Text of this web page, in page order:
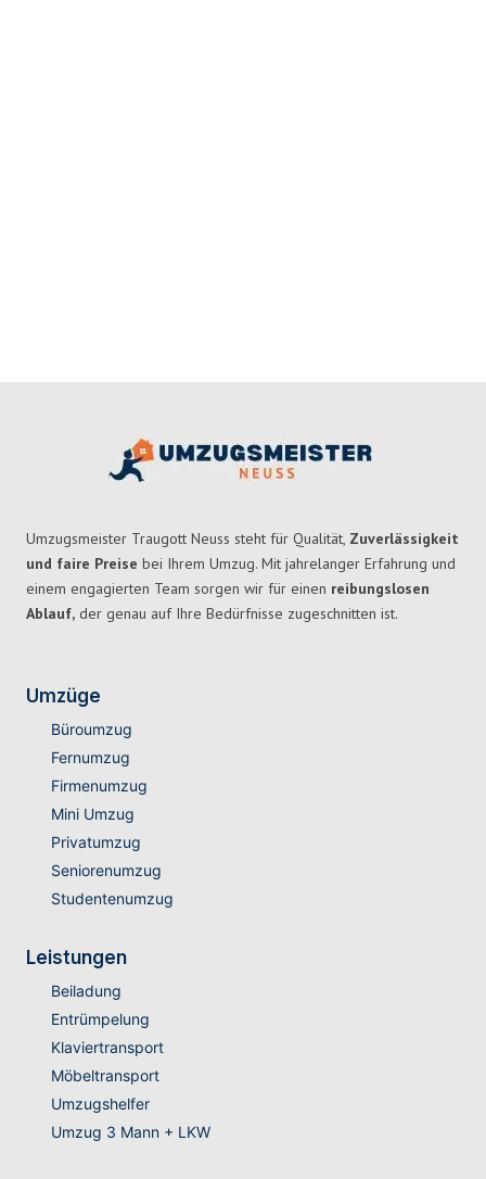
Umzugsmeister Traugott Neuss steht für Qualität, Zuverlässigkeit
und faire Preise bei Ihrem Umzug. Mit jahrelanger Erfahrung und
einem engagierten Team sorgen wir für einen reibungslosen
Ablauf, der genau auf Ihre Bedürfnisse zugeschnitten ist.
Umzüge
Büroumzug
Fernumzug
Firmenumzug
Mini Umzug
Privatumzug
Seniorenumzug
Studentenumzug
Leistungen
Beiladung
Entrümpelung
Klaviertransport
Möbeltransport
Umzugshelfer
Umzug 3 Mann + LKW